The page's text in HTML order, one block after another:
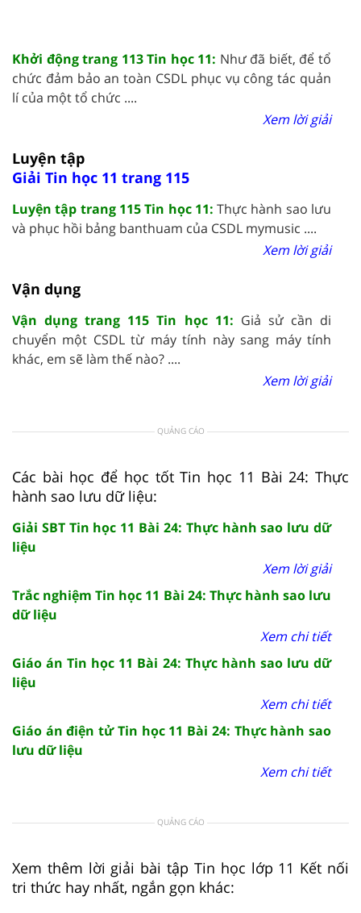
Khởi động trang 113 Tin học 11: Như đã biết, để tổ
chức đảm bảo an toàn CSDL phục vụ công tác quản
lí của một tổ chức ....
Xem lời giải
Luyện tập
Giải Tin học 11 trang 115
Luyện tập trang 115 Tin học 11:Thực hành sao lưu
và phục hồi bảng banthuam của CSDL mymusic ....
Xem lời giải
Vận dụng
Vận dụng trang 115 Tin học 11: Giả sử cần di
chuyển một CSDL từ máy tính này sang máy tính
khác, em sẽ làm thế nào? ....
Xem lời giải
QUẢNG CÁO
Các bài học để học tốt Tin học 11 Bài 24: Thực
hành sao lưu dữ liệu:
Giải SBT Tin học 11 Bài 24: Thực hành sao lưu dữ
liệu
Xem lời giải
Trắc nghiệm Tin học 11 Bài 24: Thực hành sao lưu
dữ liệu
Xem chi tiết
Giáo án Tin học 11 Bài 24: Thực hành sao lưu dữ
liệu
Xem chi tiết
Giáo án điện tử Tin học 11 Bài 24: Thực hành sao
lưu dữ liệu
Xem chi tiết
QUẢNG CÁO
Xem thêm lời giải bài tập Tin học lớp 11 Kết nối
tri thức hay nhất, ngắn gọn khác: